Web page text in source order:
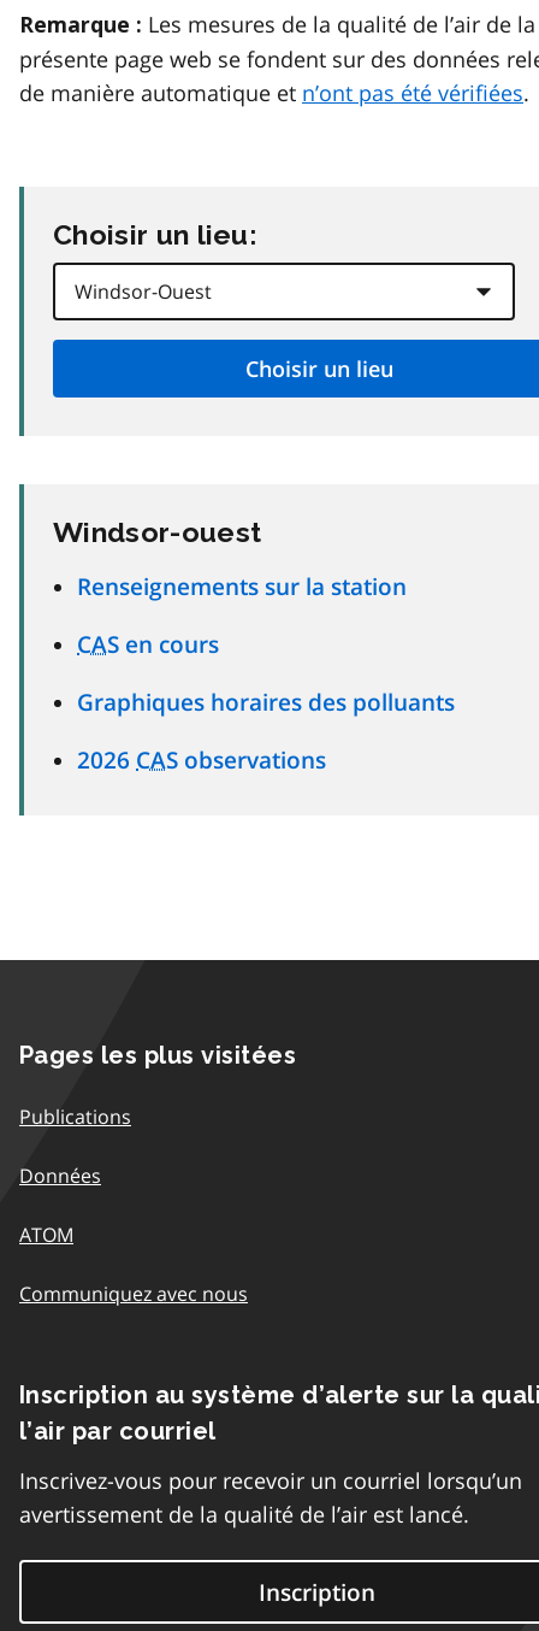
Remarque : Les mesures de la qualité de l’air de la
présente page web se fondent sur des données
de manière automatique et n’ont pas été vérifiées.
Choisir un lieu:
Windsor-ouest
Renseignements sur la station
CAS en cours
Graphiques horaires des polluants
2026 CAS observations
Pages les plus visitées
Publications
Données
ATOM
Communiquez avec nous
Inscription au système d’alerte sur la
l’air par courriel
Inscrivez-vous pour recevoir un courriel lorsqu’un
avertissement de la qualité de l’air est lancé.
Inscription